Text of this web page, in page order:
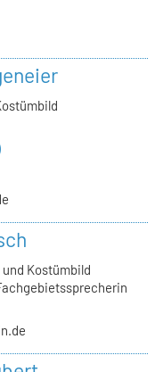
Kostümbild